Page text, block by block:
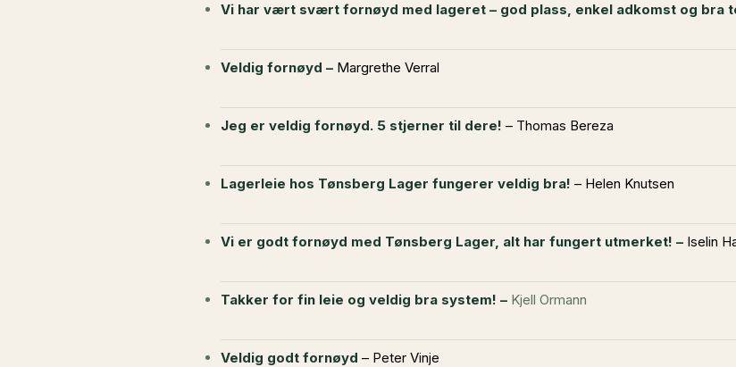
Vi har vært svært fornøyd med lageret – god plass, enkel adkomst og bra
Veldig fornøyd – Margrethe Verral
Jeg er veldig fornøyd. 5 stjerner til dere! – Thomas Bereza
Lagerleie hos Tønsberg Lager fungerer veldig bra! – Helen Knutsen
Vi er godt fornøyd med Tønsberg Lager, alt har fungert utmerket! – Iselin
Takker for fin leie og veldig bra system! – Kjell Ormann
Veldig godt fornøyd – Peter Vinje